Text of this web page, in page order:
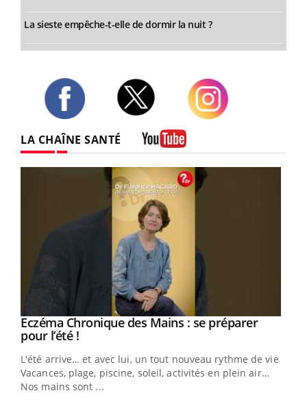
La sieste empêche-t-elle de dormir la nuit ?
LA CHAÎNE SANTÉ
Youtube
Eczéma Chronique des Mains : se préparer
pour l’été !Youtube
L'été arrive… et avec lui, un tout nouveau rythme de vie !
Vacances, plage, piscine, soleil, activités en plein air…
Nos mains sont ...